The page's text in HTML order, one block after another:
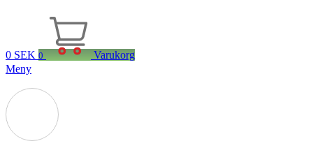
0 SEK 0
Varukorg
Meny